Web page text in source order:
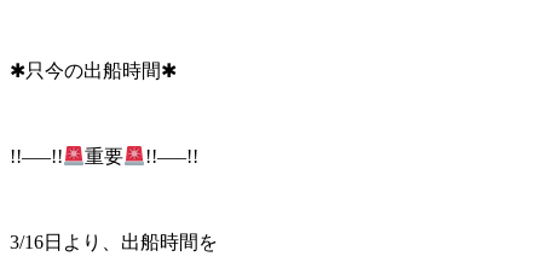
✱只今の出船時間✱
!!—–!! 重要 !!—–!!
3/16日より、出船時間を